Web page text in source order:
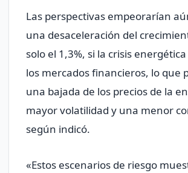
Las perspectivas empeorarían
una desaceleración del
solo el 1,3%, si la crisis
los mercados financieros, lo que
una bajada de los precios de la
mayor volatilidad y una menor
según indicó.
«Estos escenarios de riesgo